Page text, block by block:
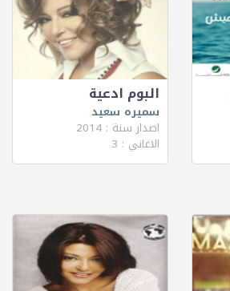
البوم ادعية
سميره سعيد
اصدار سنة : 2014
الاغاني : 3